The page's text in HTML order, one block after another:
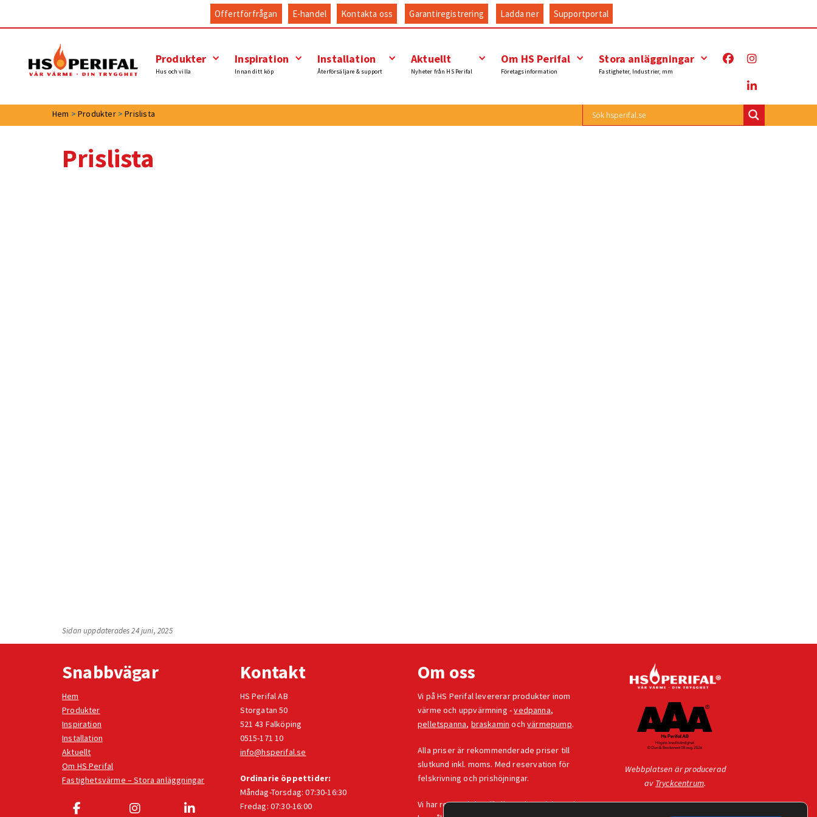
Offertförfrågan E-handel Kontakta oss Garantiregistrering Ladda ner Supportportal
Produkter
Hus och villa
Inspiration
Innan ditt köp
Installation
Återförsäljare & support
Aktuellt
Nyheter från HS Perifal
Om HS Perifal
Företagsinformation
Stora anläggningar
Fastigheter, Industrier, mm
Hem >Produkter>Prislista
Prislista
Sidan uppdaterades 24 juni, 2025
Snabbvägar
Hem
Produkter
Inspiration
Installation
Aktuellt
Om HS Perifal
Fastighetsvärme – Stora anläggningar
Kontakt
HS Perifal AB
Storgatan 50
521 43 Falköping
0515-171 10
info@hsperifal.se
Ordinarie öppettider:
Måndag-Torsdag: 07:30-16:30
Fredag: 07:30-16:00
Om oss
Vi på HS Perifal levererar produkter inom
värme och uppvärmning -vedpanna,
pelletspanna, braskamin ochvärmepump.
Alla priser är rekommenderade priser till
slutkund inkl. moms. Med reservation för
felskrivning och prishöjningar.
Vi har reservdelar till alla Baxi-produkter vi
Webbplatsen är producerad
av Tryckcentrum.